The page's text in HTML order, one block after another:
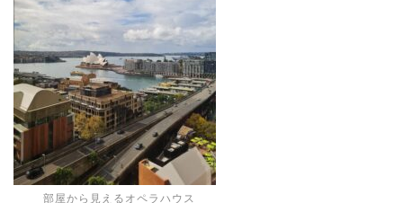
部屋から見えるオペラハウス